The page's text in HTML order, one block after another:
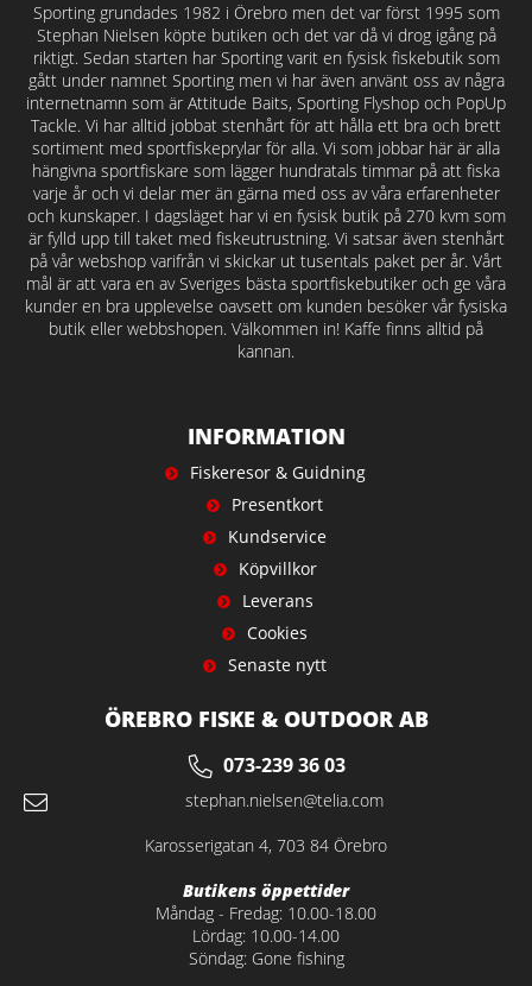
Sporting grundades 1982 i Örebro men det var först 1995 som
Stephan Nielsen köpte butiken och det var då vi drog igång på
riktigt. Sedan starten har Sporting varit en fysisk fiskebutik som
gått under namnet Sporting men vi har även använt oss av några
internetnamn som är Attitude Baits, Sporting Flyshop och PopUp
Tackle. Vi har alltid jobbat stenhårt för att hålla ett bra och brett
sortiment med sportfiskeprylar för alla. Vi som jobbar här är alla
hängivna sportfiskare som lägger hundratals timmar på att fiska
varje år och vi delar mer än gärna med oss av våra erfarenheter
och kunskaper. I dagsläget har vi en fysisk butik på 270 kvm som
är fylld upp till taket med fiskeutrustning. Vi satsar även stenhårt
på vår webshop varifrån vi skickar ut tusentals paket per år. Vårt
mål är att vara en av Sveriges bästa sportfiskebutiker och ge våra
kunder en bra upplevelse oavsett om kunden besöker vår fysiska
butik eller webbshopen. Välkommen in! Kaffe finns alltid på
kannan.
INFORMATION
Fiskeresor & Guidning
Presentkort
Kundservice
Köpvillkor
Leverans
Cookies
Senaste nytt
ÖREBRO FISKE & OUTDOOR AB
073-239 36 03
stephan.nielsen@telia.com
Karosserigatan 4, 703 84 Örebro
Butikens öppettider
Måndag - Fredag: 10.00-18.00
Lördag: 10.00-14.00
Söndag: Gone fishing